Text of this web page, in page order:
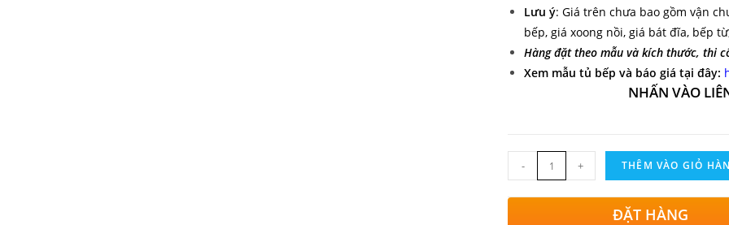
Lưu ý: Giá trên chưa bao gồm vận
bếp, giá xoong nồi, giá bát đĩa, bếp
Hàng đặt theo mẫu và kích thước, thi
Xem mẫu tủ bếp và báo giá tại đây:
NHẤN VÀO
- + THÊM VÀO GIỎ
ĐẶT HÀNG